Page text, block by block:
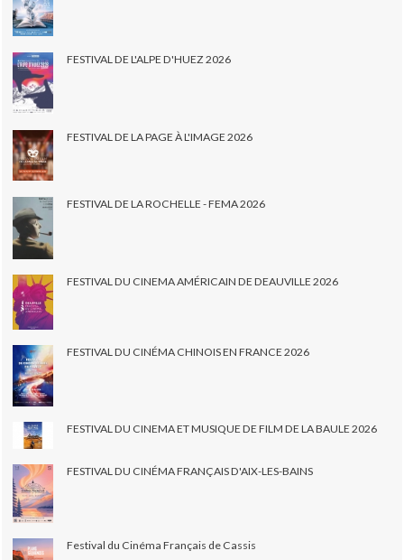
FESTIVAL DE L'ALPE D'HUEZ 2026
FESTIVAL DE LA PAGE À L'IMAGE 2026
FESTIVAL DE LA ROCHELLE - FEMA 2026
FESTIVAL DU CINEMA AMÉRICAIN DE DEAUVILLE 2026
FESTIVAL DU CINÉMA CHINOIS EN FRANCE 2026
FESTIVAL DU CINEMA ET MUSIQUE DE FILM DE LA BAULE 2026
FESTIVAL DU CINÉMA FRANÇAIS D'AIX-LES-BAINS
Festival du Cinéma Français de Cassis